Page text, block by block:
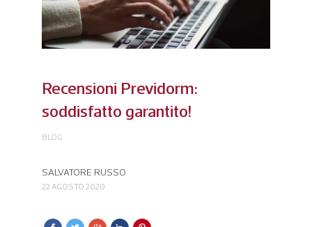
Azienda
Piumino
Recensioni Previdorm:
soddisfatto garantito!
BLOG
SALVATORE RUSSO
22 AGOSTO 2020